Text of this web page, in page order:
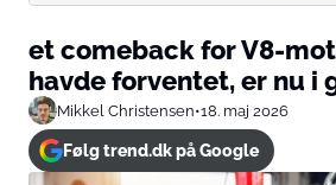
et comeback for V8-
havde forventet, er nu i
Mikkel Christensen•18. maj 2026
Følg trend.dk på Google